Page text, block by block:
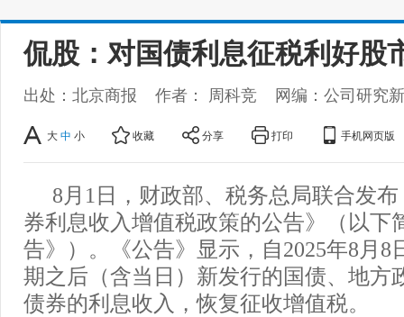
侃股：对国债利息征税利好股
出处：北京商报 作者： 周科竞 网编：公司研究
大 中 小 收藏 分享 打印 手机网页版
8月1日，财政部、税务总局联合发
券利息收入增值税政策的公告》（以下
告》）。《公告》显示，自2025年8月8
期之后（含当日）新发行的国债、地方
债券的利息收入，恢复征收增值税。